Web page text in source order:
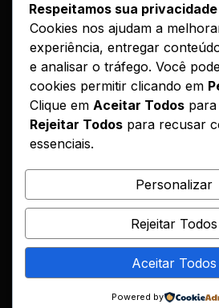
Cursos
Como Funciona
Contato
Politica de Entrega
LEGAL
DMCA
Encontrou seu curso?
© 2026 Hotcursos. Todos os
Respeitamos sua privacidade
Cookies nos ajudam a
experiência, entregar
e analisar o tráfego. Você
cookies permitir clicando em
Clique em Aceitar Todos
Rejeitar Todos para recusar
essenciais.
Personalizar
Rejeitar Todos
Aceitar Todos
Powered by